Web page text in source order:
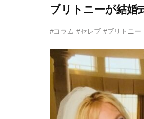
ブリトニーが結婚
#コラム #セレブ #ブリトニー